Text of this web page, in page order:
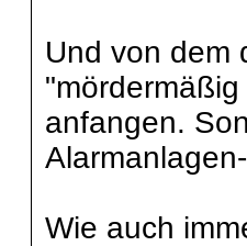
Und von dem
anfangen.
Wie auch